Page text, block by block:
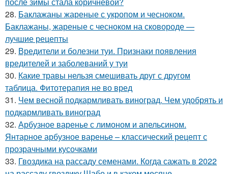
28. Баклажаны жареные с укропом и чесноком.
Баклажаны, жареные с чесноком на сковороде —
лучшие рецепты
29. Вредители и болезни туи. Признаки появления
вредителей и заболеваний у туи
30. Какие травы нельзя смешивать друг с другом
таблица. Фитотерапия не во вред
31. Чем весной подкармливать виноград. Чем удобрять и
подкармливать виноград
32. Арбузное варенье с лимоном и апельсином.
Янтарное арбузное варенье – классический рецепт с
прозрачными кусочками
33. Гвоздика на рассаду семенами. Когда сажать в 2022